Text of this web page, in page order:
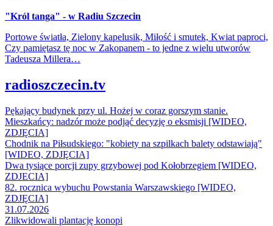
"Król tanga" - w Radiu Szczecin
Portowe światła, Zielony kapelusik, Miłość i smutek, Kwiat paproci,
Czy pamiętasz tę noc w Zakopanem - to jedne z wielu utworów
Tadeusza Millera…
radioszczecin.tv
Pękający budynek przy ul. Hożej w coraz gorszym stanie.
Mieszkańcy: nadzór może podjąć decyzję o eksmisji [WIDEO,
ZDJĘCIA]
Chodnik na Piłsudskiego: "kobiety na szpilkach balety odstawiają"
[WIDEO, ZDJĘCIA]
Dwa tysiące porcji zupy grzybowej pod Kołobrzegiem [WIDEO,
ZDJECIA]
82. rocznica wybuchu Powstania Warszawskiego [WIDEO,
ZDJĘCIA]
31.07.2026
Zlikwidowali plantację konopi